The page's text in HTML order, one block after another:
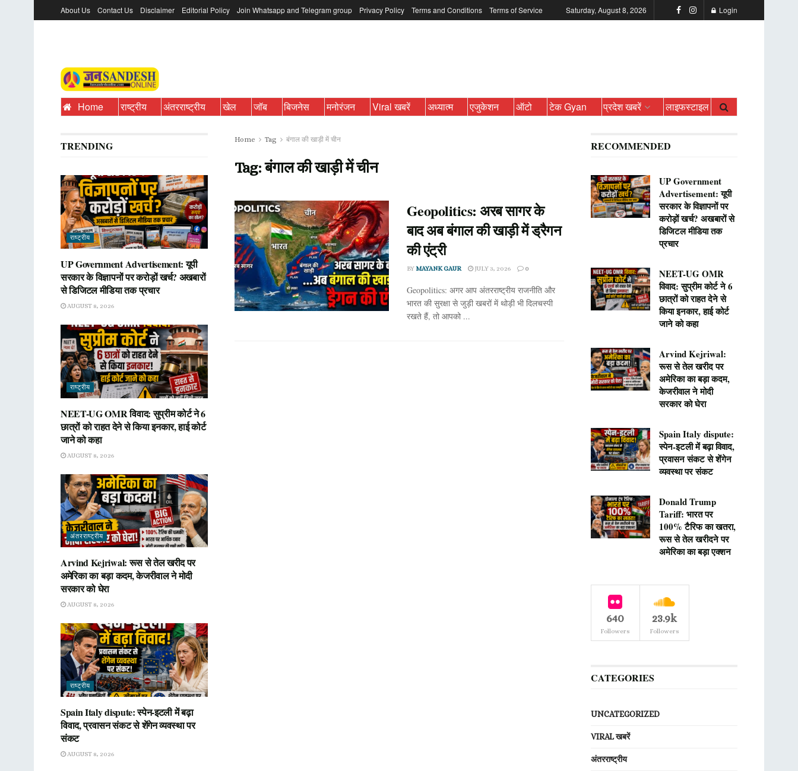
About Us Contact Us Disclaimer Editorial Policy Join Whatsapp and Telegram group Privacy Policy Terms and Conditions Terms of Service Saturday, August 8, 2026 Login
Home राष्ट्रीय अंतरराष्ट्रीय खेल जॉब बिजनेस मनोरंजन Viral खबरें अध्यात्म एजुकेशन ऑटो टेक Gyan प्रदेश खबरें लाइफस्टाइल
Home Tag बंगाल की खाड़ी में चीन
Tag:बंगाल की खाड़ी में चीन
Geopolitics: अरब सागर के
बाद अब बंगाल की खाड़ी में ड्रैगन
की एंट्री
BY MAYANK GAUR JULY 3, 2026 0
Geopolitics: अगर आप अंतरराष्ट्रीय राजनीति और
भारत की सुरक्षा से जुड़ी खबरों में थोड़ी भी दिलचस्पी
रखते हैं, तो आपको ...
TRENDING
राष्ट्रीय
UP Government Advertisement: यूपी
सरकार के विज्ञापनों पर करोड़ों खर्च? अखबारों
से डिजिटल मीडिया तक प्रचार
AUGUST 8, 2026
राष्ट्रीय
NEET-UG OMR विवाद: सुप्रीम कोर्ट ने 6
छात्रों को राहत देने से किया इनकार, हाई कोर्ट
जाने को कहा
AUGUST 8, 2026
अंतरराष्ट्रीय
Arvind Kejriwal: रूस से तेल खरीद पर
अमेरिका का बड़ा कदम, केजरीवाल ने मोदी
सरकार को घेरा
AUGUST 8, 2026
राष्ट्रीय
Spain Italy dispute: स्पेन-इटली में बढ़ा
विवाद, प्रवासन संकट से शेंगेन व्यवस्था पर
संकट
AUGUST 8, 2026
RECOMMENDED
UP Government
Advertisement: यूपी
सरकार के विज्ञापनों पर
करोड़ों खर्च? अखबारों से
डिजिटल मीडिया तक
प्रचार
NEET-UG OMR
विवाद: सुप्रीम कोर्ट ने 6
छात्रों को राहत देने से
किया इनकार, हाई कोर्ट
जाने को कहा
Arvind Kejriwal:
रूस से तेल खरीद पर
अमेरिका का बड़ा कदम,
केजरीवाल ने मोदी
सरकार को घेरा
Spain Italy dispute:
स्पेन-इटली में बढ़ा विवाद,
प्रवासन संकट से शेंगेन
व्यवस्था पर संकट
Donald Trump
Tariff: भारत पर
100% टैरिफ का खतरा,
रूस से तेल खरीदने पर
अमेरिका का बड़ा एक्शन
640
Followers
23.9k
Followers
CATEGORIES
UNCATEGORIZED
VIRAL खबरें
अंतरराष्ट्रीय